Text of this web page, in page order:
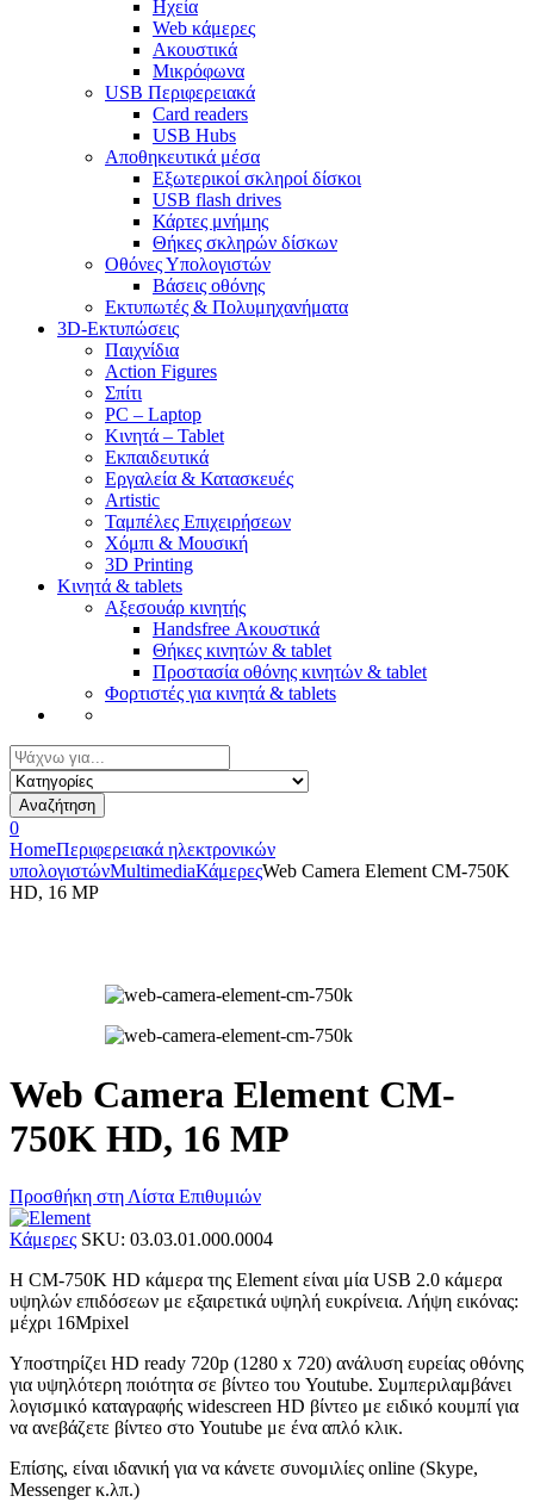
Ηχεία
Web κάμερες
Ακουστικά
Μικρόφωνα
USB Περιφερειακά
Card readers
USB Hubs
Αποθηκευτικά μέσα
Εξωτερικοί σκληροί δίσκοι
USB flash drives
Κάρτες μνήμης
Θήκες σκληρών δίσκων
Οθόνες Υπολογιστών
Βάσεις οθόνης
Εκτυπωτές & Πολυμηχανήματα
3D-Εκτυπώσεις
Παιχνίδια
Action Figures
Σπίτι
PC – Laptop
Κινητά – Tablet
Εκπαιδευτικά
Εργαλεία & Κατασκευές
Artistic
Ταμπέλες Επιχειρήσεων
Χόμπι & Μουσική
3D Printing
Κινητά & tablets
Αξεσουάρ κινητής
Handsfree Ακουστικά
Θήκες κινητών & tablet
Προστασία οθόνης κινητών & tablet
Φορτιστές για κινητά & tablets
Αναζήτηση
για:
Αναζήτηση
0
HomeΠεριφερειακά ηλεκτρονικών
υπολογιστώνMultimediaΚάμερεςWeb Camera Element CM-750K
HD, 16 MP
Web Camera Element CM-
750K HD, 16 MP
Προσθήκη στη Λίστα Επιθυμιών
Κάμερες SKU: 03.03.01.000.0004
Η CM-750K HD κάμερα της Element είναι μία USB 2.0 κάμερα
υψηλών επιδόσεων με εξαιρετικά υψηλή ευκρίνεια. Λήψη εικόνας:
μέχρι 16Mpixel
Υποστηρίζει HD ready 720p (1280 x 720) ανάλυση ευρείας οθόνης
για υψηλότερη ποιότητα σε βίντεο του Youtube. Συμπεριλαμβάνει
λογισμικό καταγραφής widescreen HD βίντεο με ειδικό κουμπί για
να ανεβάζετε βίντεο στο Youtube με ένα απλό κλικ.
Επίσης, είναι ιδανική για να κάνετε συνομιλίες online (Skype,
Messenger κ.λπ.)